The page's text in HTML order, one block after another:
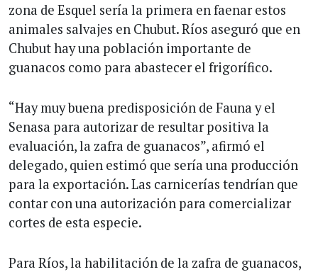
zona de Esquel sería la primera en faenar estos
animales salvajes en Chubut. Ríos aseguró que en
Chubut hay una población importante de
guanacos como para abastecer el frigorífico.
“Hay muy buena predisposición de Fauna y el
Senasa para autorizar de resultar positiva la
evaluación, la zafra de guanacos”, afirmó el
delegado, quien estimó que sería una producción
para la exportación. Las carnicerías tendrían que
contar con una autorización para comercializar
cortes de esta especie.
Para Ríos, la habilitación de la zafra de guanacos,